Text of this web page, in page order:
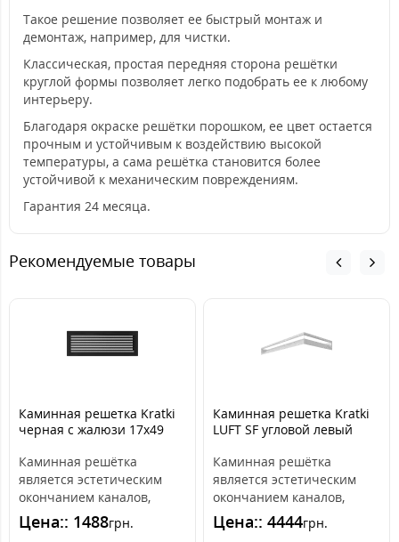
Такое решение позволяет ее быстрый монтаж и
демонтаж, например, для чистки.
Классическая, простая передняя сторона решётки
круглой формы позволяет легко подобрать ее к любому
интерьеру.
Благодаря окраске решётки порошком, ее цвет остается
прочным и устойчивым к воздействию высокой
температуры, а сама решётка становится более
устойчивой к механическим повреждениям.
Гарантия 24 месяца.
Рекомендуемые товары
Каминная решетка Kratki
черная с жалюзи 17x49
Каминная решётка
является эстетическим
окончанием каналов,
распределяющих горячий
воздух из камина. ..
Цена:: 1488грн.
Каминная решетка Kratki
LUFT SF угловой левый
Каминная решётка
является эстетическим
окончанием каналов,
распределяющих горячий
воздух из камина.О..
Цена:: 4444грн.